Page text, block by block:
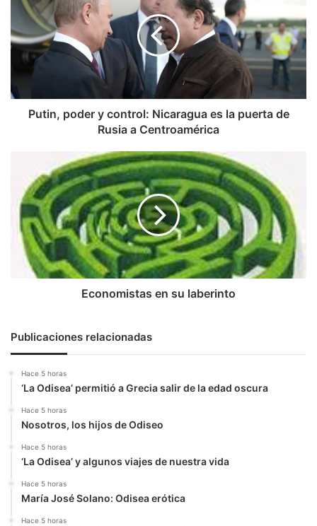
control:
Nicaragua
es
de
RusiaPutin, poder y control: Nicaragua es la puerta de
Rusia a Centroamérica
laberinto
Economistas en su laberinto
Publicaciones relacionadas
Hace 5 horas
‘La Odisea’ permitió a Grecia salir de la edad oscura
Hace 5 horas
Nosotros, los hijos de Odiseo
Hace 5 horas
‘La Odisea’ y algunos viajes de nuestra vida
Hace 5 horas
María José Solano: Odisea erótica
Hace 5 horas